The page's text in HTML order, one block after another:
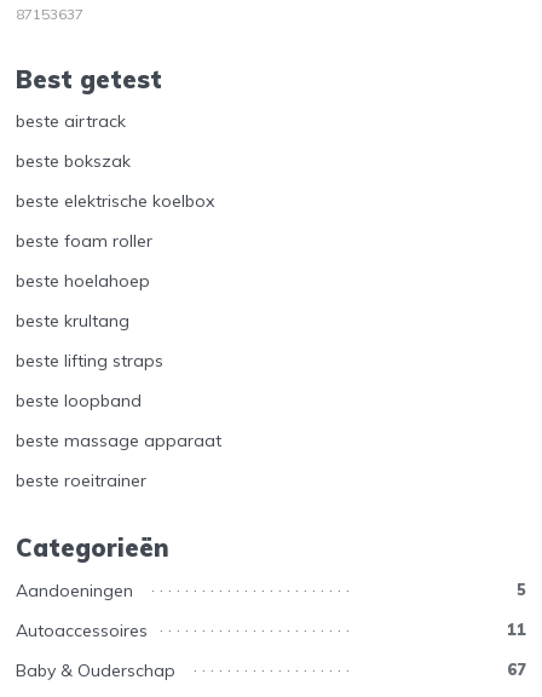
87153637
Best getest
beste airtrack
beste bokszak
beste elektrische koelbox
beste foam roller
beste hoelahoep
beste krultang
beste lifting straps
beste loopband
beste massage apparaat
beste roeitrainer
Categorieën
Aandoeningen 5
Autoaccessoires 11
Baby & Ouderschap 67